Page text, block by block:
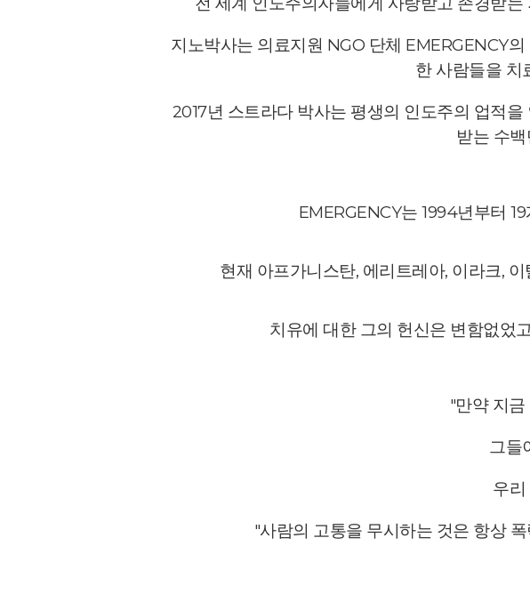
지노박사는 의료지원 NGO 단체 EMERGENCY
한 사람들을 치
2017년 스트라다 박사는 평생의 인도주의 업적
받는 수
EMERGENCY는 1994년부터
현재 아프가니스탄, 에리트레아, 이라크,
치유에 대한 그의 헌신은 변함없었
"만약 지
그들
우
"사람의 고통을 무시하는 것은 항상